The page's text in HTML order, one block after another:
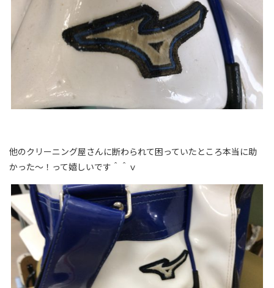
他のクリーニング屋さんに断わられて困っていたところ本当に助
かった～！って嬉しいです＾＾ｖ